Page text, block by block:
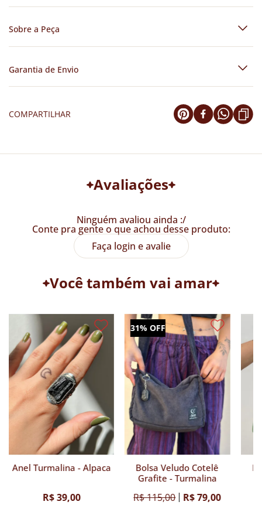
Sobre a Peça
Garantia de Envio
COMPARTILHAR
Avaliações
Ninguém avaliou ainda :/
Conte pra gente o que achou desse produto:
Faça login e avalie
Você também vai amar
Anel Turmalina - Alpaca
R$ 39,00
31% OFF
Bolsa Veludo Cotelê
Grafite - Turmalina
R$ 115,00 R$ 79,00